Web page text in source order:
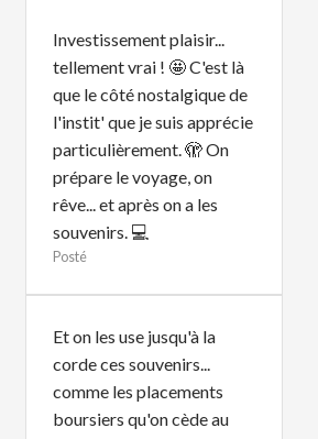
Investissement plaisir...
tellement vrai ! 🤩 C'est là
que le côté nostalgique de
l'instit' que je suis apprécie
particulièrement. 🫣 On
prépare le voyage, on
rêve... et après on a les
souvenirs. 💻
Posté
Et on les use jusqu'à la
corde ces souvenirs...
comme les placements
boursiers qu'on cède au